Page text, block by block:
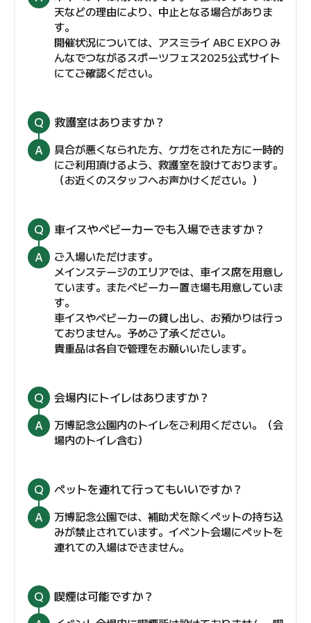
天などの理由により、中止となる場合がありま
す。
開催状況については、アスミライ ABC EXPO み
んなでつながるスポーツフェス2025公式サイト
にてご確認ください。
救護室はありますか？
具合が悪くなられた方、ケガをされた方に一時的
にご利用頂けるよう、救護室を設けております。
（お近くのスタッフへお声かけください。）
車イスやベビーカーでも入場できますか？
ご入場いただけます。
メインステージのエリアでは、車イス席を用意し
ています。またベビーカー置き場も用意していま
す。
車イスやベビーカーの貸し出し、お預かりは行っ
ておりません。予めご了承ください。
貴重品は各自で管理をお願いいたします。
会場内にトイレはありますか？
万博記念公園内のトイレをご利用ください。（会
場内のトイレ含む）
ペットを連れて行ってもいいですか？
万博記念公園では、補助犬を除くペットの持ち込
みが禁止されています。イベント会場にペットを
連れての入場はできません。
喫煙は可能ですか？